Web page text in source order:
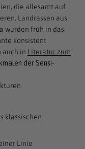
die allesamt auf
Landrassen aus
wurden früh in das
konsistent
auch in Literatur zum
der Sensi-
klassischen
Linie